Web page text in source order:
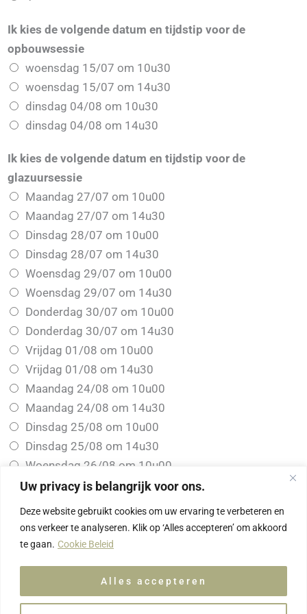
Uw privacy is belangrijk voor ons.
Deze website gebruikt cookies om uw ervaring te verbeteren en
ons verkeer te analyseren. Klik op ‘Alles accepteren’ om akkoord
te gaan. Cookie Beleid
Alles accepteren
Ik kies de volgende datum en tijdstip voor de
opbouwsessie
woensdag 15/07 om 10u30
woensdag 15/07 om 14u30
dinsdag 04/08 om 10u30
dinsdag 04/08 om 14u30
Ik kies de volgende datum en tijdstip voor de
glazuursessie
Maandag 27/07 om 10u00
Maandag 27/07 om 14u30
Dinsdag 28/07 om 10u00
Dinsdag 28/07 om 14u30
Woensdag 29/07 om 10u00
Woensdag 29/07 om 14u30
Donderdag 30/07 om 10u00
Donderdag 30/07 om 14u30
Vrijdag 01/08 om 10u00
Vrijdag 01/08 om 14u30
Maandag 24/08 om 10u00
Maandag 24/08 om 14u30
Dinsdag 25/08 om 10u00
Dinsdag 25/08 om 14u30
Woensdag 26/08 om 10u00
Woensdag 26/08 om 14u30
Donderdag 27/08 om 10u00
Donderdag 27/08 om 14u30
Ja